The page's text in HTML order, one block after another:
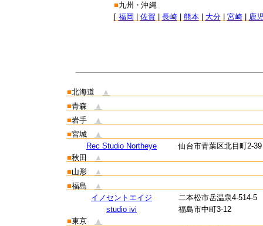
■九州・沖縄
[ 福岡 佐賀| 長崎| 熊本| 大分| 宮崎| 鹿
■北海道
▲
■青森
▲
■岩手
▲
■宮城
▲
Rec Studio Northeye
仙台市青葉区北目町2-
■秋田
▲
■山形
▲
■福島
▲
イノセントエイジ
二本松市岳温泉4-514-5
studio ivi
福島市中町3-12
■東京
▲